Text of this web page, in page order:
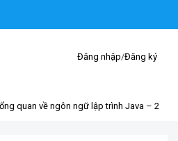
Đăng nhập/Đăng ký
quan về ngôn ngữ lập trình Java – 2